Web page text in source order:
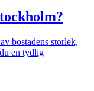
bostadens storlek,
en tydlig